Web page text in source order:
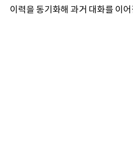
이력을 동기화해 과거 대화를 이